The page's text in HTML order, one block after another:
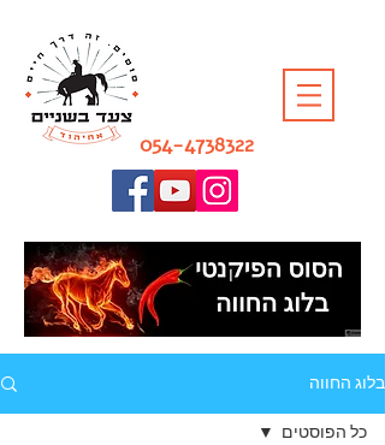
054-4738322
בלוג החווה
כל הפוסטים